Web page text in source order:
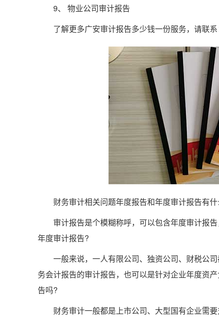
9、 物业公司审计报告
了解更多广安审计报告多少钱一份服务，请联系
财务审计相关问题年度报告和年度审计报告有什
审计报告是个模糊称呼，可以包含年度审计报告
年度审计报告?
一般来说，一人有限公司、独资公司、财税公司
务会计报告的审计报告，也可以是针对企业年度资
告吗?
财务审计一般都是上市公司、大型国有企业需要